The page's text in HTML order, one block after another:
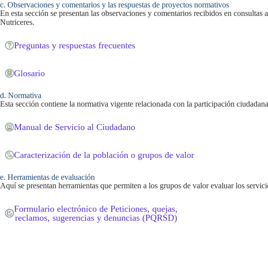
c. Observaciones y comentarios y las respuestas de proyectos normativos
En esta sección se presentan las observaciones y comentarios recibidos en
Nutriceres.
Preguntas y respuestas frecuentes
Glosario
d. Normativa
Esta sección contiene la normativa vigente relacionada con la participación
Manual de Servicio al Ciudadano
Caracterización de la población o grupos de valor
e. Herramientas de evaluación
Aquí se presentan herramientas que permiten a los grupos de valor evaluar los
Formulario electrónico de Peticiones, quejas,
reclamos, sugerencias y denuncias (PQRSD)